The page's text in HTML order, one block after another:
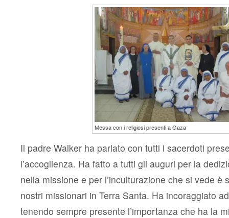
Messa con i religiosi presenti a Gaza
Il padre Walker ha parlato con tutti i sacerdoti
l’accoglienza. Ha fatto a tutti gli auguri per la
nella missione e per l’inculturazione che si vede è
nostri missionari in Terra Santa. Ha incoraggiato
tenendo sempre presente l’importanza che ha la